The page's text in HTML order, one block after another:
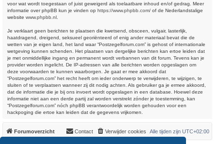
voor wat wordt toegestaan of juist geweigerd als toelaatbare inhoud en/of gedrag. Meer
informatie over phpBB kun je vinden op https://www.phpbb.com/ of de Nederlandstalige
website www.phpbb.nl
Je verklaart geen berichten te plaatsen die kwetsend, obsceen, vulgair, lasterlijk,
haatdragend, dreigend, seksueel georiënteerd of enig ander materiaal bevat die de
wetten van je eigen land, het land waar “Postzegelforum.com” is gehost of internationale
wetgeving kunnen schenden. Het plaatsen van dergelijke berichten kan ertoe leiden dat
je met onmiddellijke ingang en permanent wordt verbannen van dit forum. Tevens kan je
provider worden ingelicht. De IP-adressen van alle berichten worden opgeslagen om
deze voorwaarden te kunnen waarborgen. Je gaat er mee akkoord dat
“Postzegelforum.com” het recht heeft om ieder onderwerp te verwijderen, te wijzigen, te
sluiten of te verplaatsen wanneer zij dit nodig achten. Als gebruiker ga je ermee akkoord,
dat de informatie die je bij ons invoert wordt opgeslagen in een database. Hoewel deze
informatie niet aan een derde partij zal worden verstrekt zónder je toestemming, kan
“Postzegelforum.com” nóch phpBB verantwoordelijk worden gehouden voor een
hackpoging die ertoe kan leiden dat de gegevens vrijkomen.
Forumoverzicht Alle tijden zijn UTC+02:00
Verwijder cookies
Contact